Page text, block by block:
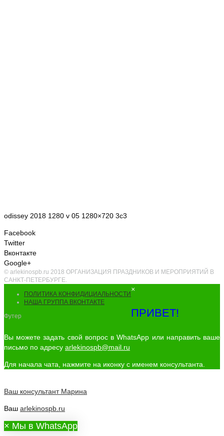
odissey 2018 1280 v 05 1280×720 3c3
Facebook
Twitter
Вконтакте
Google+
© arlekinospb.ru 2018 ОРГАНИЗАЦИЯ ПРАЗДНИКОВ И МЕРОПРИЯТИЙ В
САНКТ-ПЕТЕРБУРГЕ.
ПОЛИТИКА КОНФИДИЦИАЛЬНОСТИ
НАША ГРУППА ВКОНТАКТЕ
Футер
×
ПРИВЕТ!
Вы можете задать свой вопрос в WhatsApp или направить ваше
письмо по адресу arlekinospb@mail.ru
Для начала чата, нажмите на иконку с именем консультанта.
Ваш консультант Марина
Ваш arlekinospb.ru
× Мы в WhatsApp